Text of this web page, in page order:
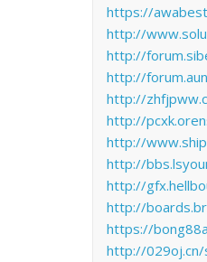
https://
http://
http://
http://
http://
http://
http://
http://
http://
http://
https://
http://029oj.cn/